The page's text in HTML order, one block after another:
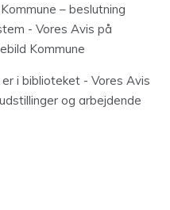
– beslutning
- Vores Avis på
Kommune
i biblioteket - Vores Avis
og arbejdende